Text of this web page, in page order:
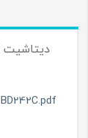
دیتاشیت BD242C
BD242C.pdf